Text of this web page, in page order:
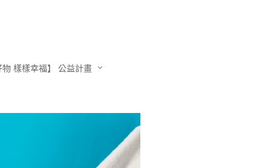
樣樣幸福】 公益計畫